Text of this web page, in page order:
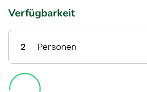
Verfügbarkeit
2 Personen